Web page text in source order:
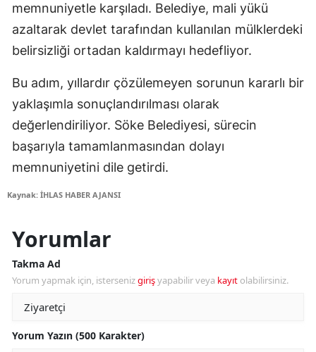
memnuniyetle karşıladı. Belediye, mali yükü
azaltarak devlet tarafından kullanılan mülklerdeki
belirsizliği ortadan kaldırmayı hedefliyor.
Bu adım, yıllardır çözülemeyen sorunun kararlı bir
yaklaşımla sonuçlandırılması olarak
değerlendiriliyor. Söke Belediyesi, sürecin
başarıyla tamamlanmasından dolayı
memnuniyetini dile getirdi.
Kaynak: İHLAS HABER AJANSI
Yorumlar
Takma Ad
Yorum yapmak için, istersenizgirişyapabilir veya kayıt olabilirsiniz.
Yorum Yazın (500 Karakter)